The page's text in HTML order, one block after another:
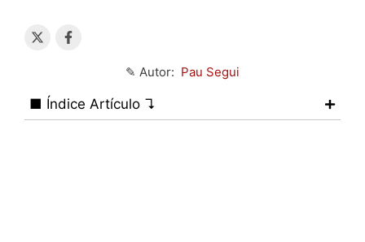
✎ Autor: Pau Segui
■ Índice Artículo ↴